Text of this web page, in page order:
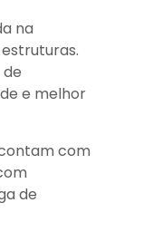
na
e melhor
com
de